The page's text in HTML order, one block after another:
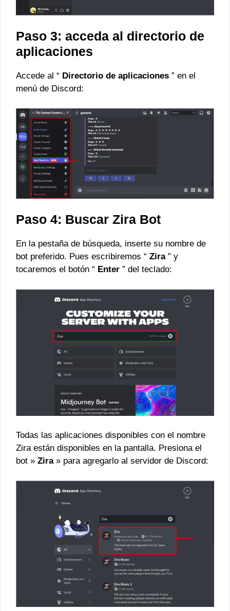
Paso 3: acceda al directorio de
aplicaciones
Accede al “ Directorio de aplicaciones ” en el
menú de Discord:
Paso 4: Buscar Zira Bot
En la pestaña de búsqueda, inserte su nombre de
bot preferido. Pues escribiremos “ Zira” y
tocaremos el botón “ Enter ” del teclado:
Todas las aplicaciones disponibles con el nombre
Zira están disponibles en la pantalla. Presiona el
bot » Zira» para agregarlo al servidor de Discord: